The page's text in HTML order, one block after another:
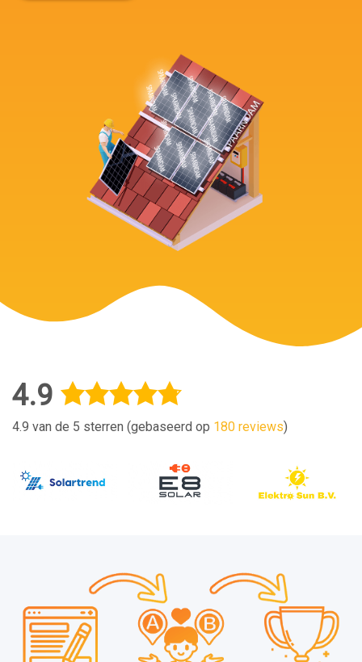
4.9
4.9 van de 5 sterren (gebaseerd op 180 reviews)